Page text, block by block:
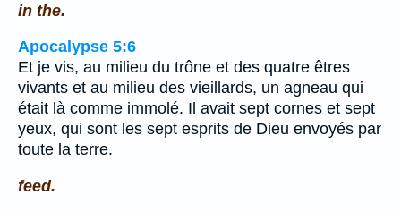
in the.
Apocalypse 5:6
Et je vis, au milieu du trône et des quatre êtres
vivants et au milieu des vieillards, un agneau qui
était là comme immolé. Il avait sept cornes et sept
yeux, qui sont les sept esprits de Dieu envoyés par
toute la terre.
feed.